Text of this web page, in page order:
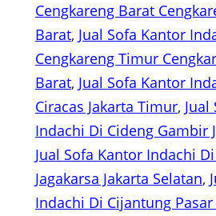
Cengkareng Barat
Barat, Jual Sofa Kantor
Cengkareng Timur
Barat, Jual Sofa Kantor
Ciracas Jakarta Timur, Jual
Indachi Di Cideng Gambir
Jual Sofa Kantor Indachi
Jagakarsa Jakarta Selatan,
Indachi Di Cijantung Pasar